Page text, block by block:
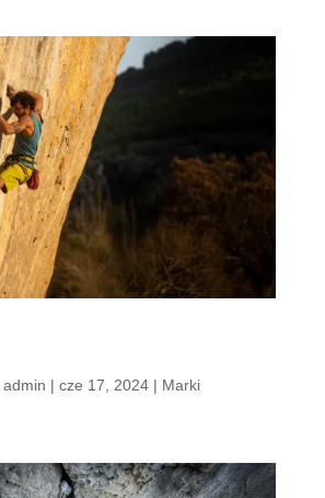
admin | cze 17, 2024| Marki